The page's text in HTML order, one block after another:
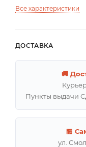
Все характеристики
ДОСТАВКА
🚚
Пункты выдачи
🏪
ул.